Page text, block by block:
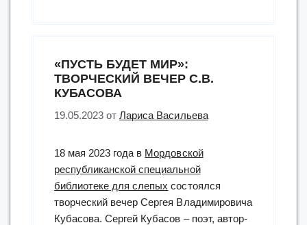
«ПУСТЬ БУДЕТ МИР»:
ТВОРЧЕСКИЙ ВЕЧЕР С.В.
КУБАСОВА
19.05.2023 отЛариса Васильева
18 мая 2023 года в Мордовской
республиканской специальной
библиотеке для слепых состоялся
творческий вечер Сергея Владимировича
Кубасова. Сергей Кубасов – поэт, автор-